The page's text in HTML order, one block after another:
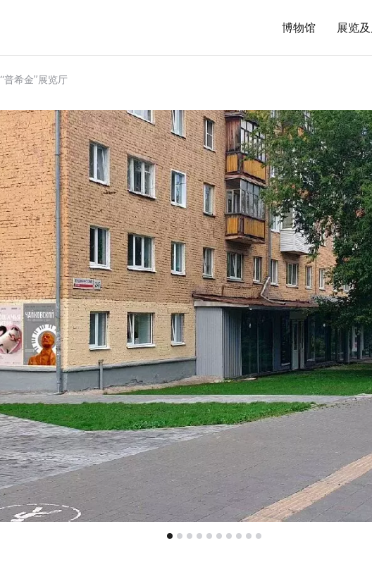
博物馆 展览
“普希金”展览厅